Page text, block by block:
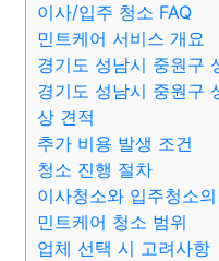
이사/입주 청소 FAQ
민트케어 서비스 개요
경기도 성남시 중원구
경기도 성남시 중원구
상 견적
추가 비용 발생 조건
청소 진행 절차
이사청소와 입주청소
민트케어 청소 범위
업체 선택 시 고려사항